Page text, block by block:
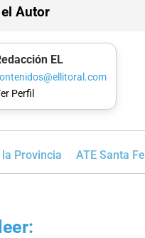
Autor
EL
Perfil
Provincia ATE Santa Fe